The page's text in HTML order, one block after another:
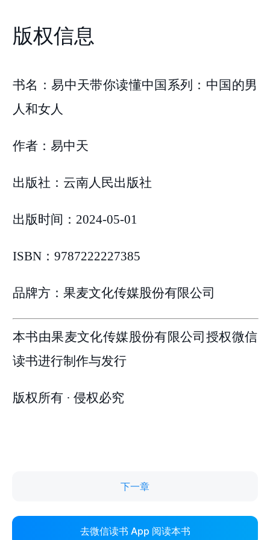
下一章
去微信读书 App 阅读本书